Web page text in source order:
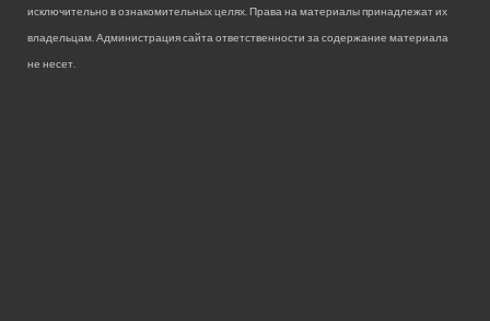
исключительно в ознакомительных целях. Права на материалы принадлежат их
владельцам. Администрация сайта ответственности за содержание материала
не несет.